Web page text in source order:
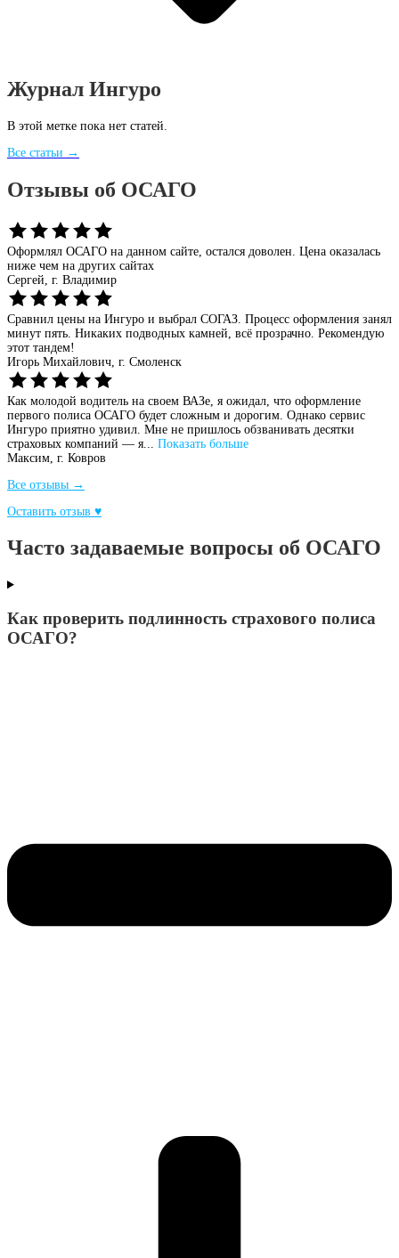
Журнал Ингуро
В этой метке пока нет статей.
Все статьи →
Отзывы об ОСАГО
Оформлял ОСАГО на данном сайте, остался доволен. Цена оказалась
ниже чем на других сайтах
Сергей, г. Владимир
Сравнил цены на Ингуро и выбрал СОГАЗ. Процесс оформления занял
минут пять. Никаких подводных камней, всё прозрачно. Рекомендую
этот тандем!
Игорь Михайлович, г. Смоленск
Как молодой водитель на своем ВАЗе, я ожидал, что оформление
первого полиса ОСАГО будет сложным и дорогим. Однако сервис
Ингуро приятно удивил. Мне не пришлось обзванивать десятки
страховых компаний — я... Показать больше
Максим, г. Ковров
Все отзывы →
Оставить отзыв ♥
Часто задаваемые вопросы об ОСАГО
Как проверить подлинность страхового полиса
ОСАГО?